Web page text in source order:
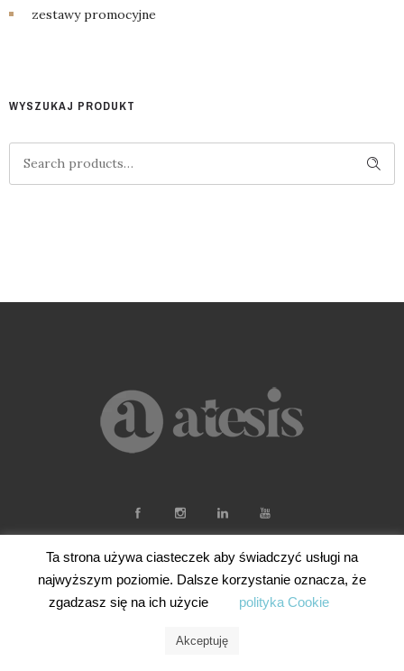
zestawy promocyjne
WYSZUKAJ PRODUKT
Search
© Artesis Studio - Cyfrowe Projekty, kreator online.
Ta strona używa ciasteczek aby świadczyć usługi na
najwyższym poziomie. Dalsze korzystanie oznacza, że
zgadzasz się na ich użycie
polityka Cookie
Akceptuję